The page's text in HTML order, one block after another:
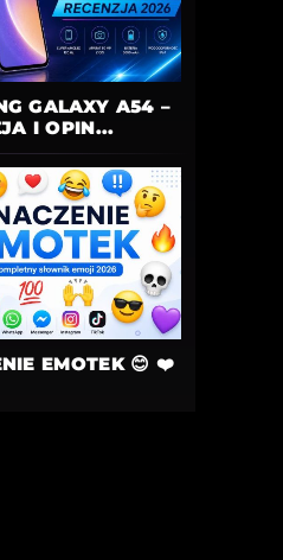
GALAXY A54 –
I OPIN...
EMOTEK 😊 ❤️